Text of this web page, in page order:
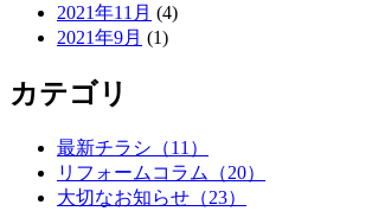
2021年11月 (4)
2021年9月 (1)
カテゴリ
最新チラシ（11）
リフォームコラム（20）
大切なお知らせ（23）